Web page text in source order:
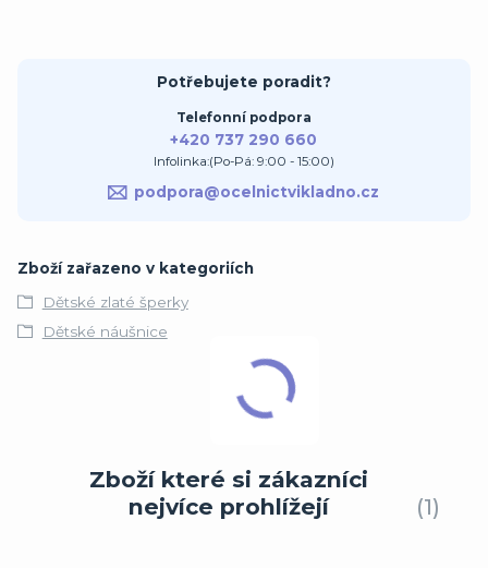
Potřebujete poradit?
Telefonní podpora
+420 737 290 660
Infolinka:(Po-Pá: 9:00 - 15:00)
podpora@ocelnictvikladno.cz
Zboží zařazeno v kategoriích
Dětské zlaté šperky
Dětské náušnice
Zboží které si zákazníci
nejvíce prohlížejí
1